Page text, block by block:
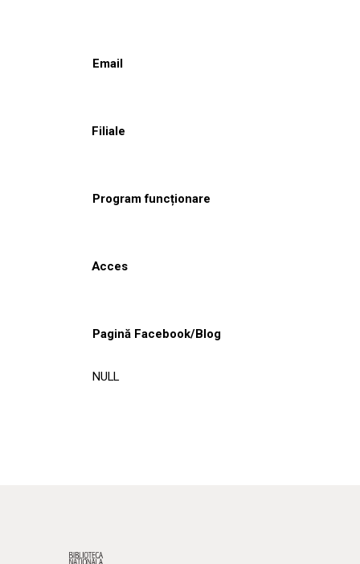
Email
Filiale
Program funcționare
Acces
Pagină Facebook/Blog
NULL